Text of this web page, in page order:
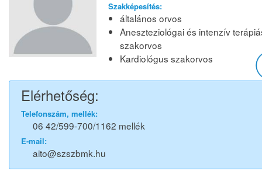
Szakképesítés:
általános orvos
Aneszteziológai és intenzív
szakorvos
Kardiológus szakorvos
Elérhetőség:
Telefonszám, mellék:
06 42/599-700/1162 mellék
E-mail:
aito@szszbmk.hu